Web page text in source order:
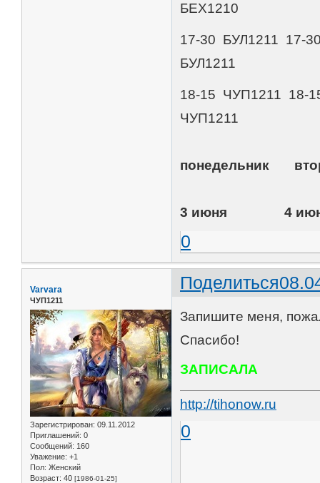
БЕХ1210
17-30 БУЛ1211 17-
БУЛ1211
18-15 ЧУП1211 18-
ЧУП1211
3 июня 4
0
Поделиться
Varvara
ЧУП1211
Зарегистрирован: 09.11.2012
Приглашений: 0
Сообщений: 160
Уважение: +1
Пол: Женский
Возраст: 40 [1986-01-25]
Запишите меня,
Спасибо!
ЗАПИСАЛА
http://tihonow.ru
0